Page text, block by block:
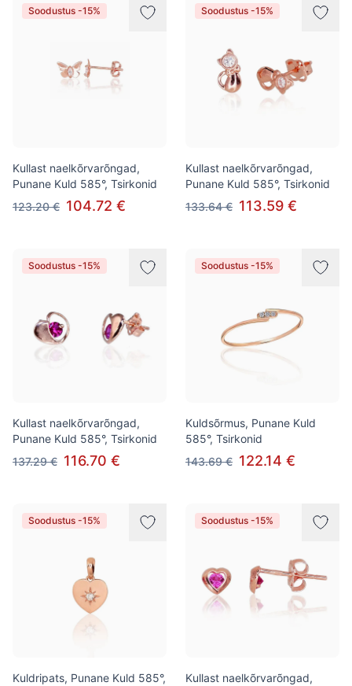
Soodustus -15%
Kullast naelkõrvarõngad,
Punane Kuld 585°, Tsirkonid
123.20 € 104.72 €
Soodustus -15%
Kullast naelkõrvarõngad,
Punane Kuld 585°, Tsirkonid
133.64 € 113.59 €
Soodustus -15%
Kullast naelkõrvarõngad,
Punane Kuld 585°, Tsirkonid
137.29 € 116.70 €
Soodustus -15%
Kuldsõrmus, Punane Kuld
585°, Tsirkonid
143.69 € 122.14 €
Soodustus -15%
Kuldripats, Punane Kuld 585°,
Soodustus -15%
Kullast naelkõrvarõngad,